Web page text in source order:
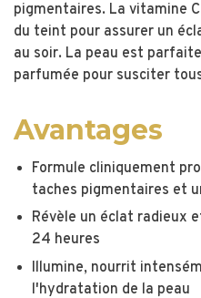
pigmentaires. La vitamine
du teint pour assurer un
au soir. La peau est
parfumée pour susciter
Avantages
Formule cliniquement
taches pigmentaires et
Révèle un éclat radieux
24 heures
Illumine, nourrit
l'hydratation de la peau